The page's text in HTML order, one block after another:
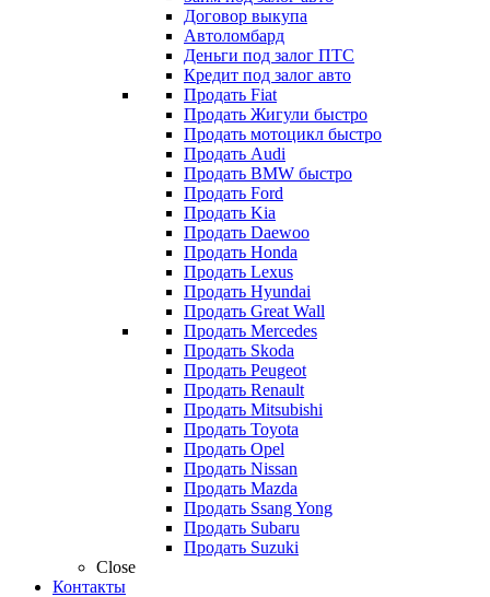
Договор выкупа
Автоломбард
Деньги под залог ПТС
Кредит под залог авто
Продать Fiat
Продать Жигули быстро
Продать мотоцикл быстро
Продать Audi
Продать BMW быстро
Продать Ford
Продать Kia
Продать Daewoo
Продать Honda
Продать Lexus
Продать Hyundai
Продать Great Wall
Продать Mercedes
Продать Skoda
Продать Peugeot
Продать Renault
Продать Mitsubishi
Продать Toyota
Продать Opel
Продать Nissan
Продать Mazda
Продать Ssang Yong
Продать Subaru
Продать Suzuki
Close
Контакты